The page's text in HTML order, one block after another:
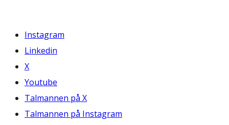
Instagram
Linkedin
X
Youtube
Talmannen på X
Talmannen på Instagram